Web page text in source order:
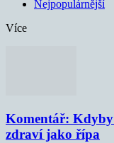
Nejpopulárnější
Více
Komentář: Kdyby
zdraví jako řípa